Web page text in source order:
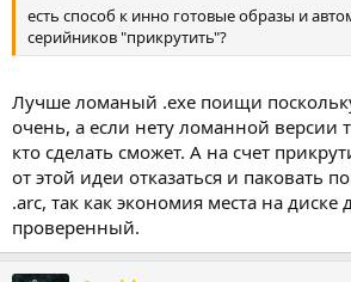
есть способ к инно готовые образы и
серийников "прикрутить"?
Лучше ломаный .exe поищи
очень, а если нету ломанной версии
кто сделать сможет. А на счет
от этой идеи отказаться и паковать
.arc, так как экономия места на диске
проверенный.